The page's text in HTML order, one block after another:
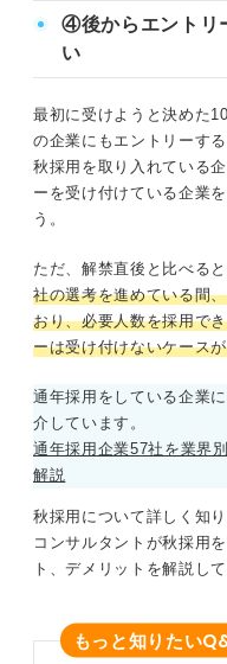
④後からエントリ
い
最初に受けようと決めた
の企業にもエントリーす
秋採用を取り入れている
ーを受け付けている企業
う。
ただ、解禁直後と比べる
社の選考を進めている間
おり、必要人数を採用で
ーは受け付けないケース
通年採用をしている企業
介しています。
通年採用企業57社を業界
解説
秋採用について詳しく知
コンサルタントが秋採用
ト、デメリットを解説して
もっと知りたい